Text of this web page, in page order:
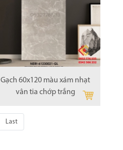
Gạch 60x120 màu xám nhạt
vân tia chớp trắng
Last